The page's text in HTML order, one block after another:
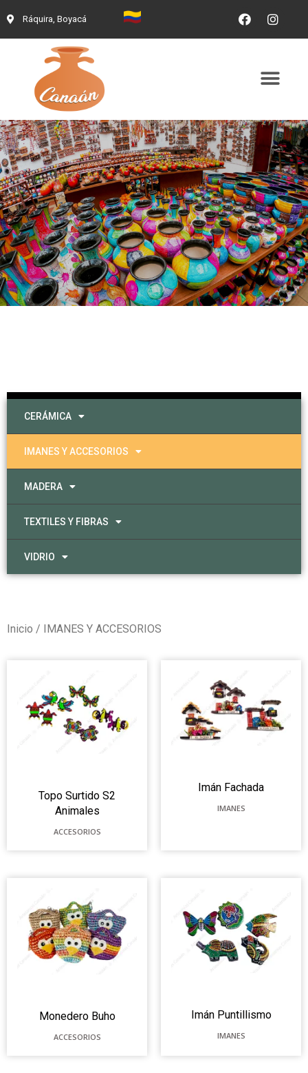
Ráquira, Boyacá
CERÁMICA
IMANES Y ACCESORIOS
MADERA
TEXTILES Y FIBRAS
VIDRIO
Inicio / IMANES Y ACCESORIOS
Topo Surtido S2
Animales
ACCESORIOS
Imán Fachada
IMANES
Monedero Buho
ACCESORIOS
Imán Puntillismo
IMANES